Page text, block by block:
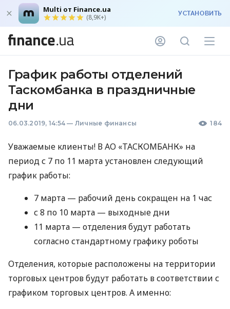
Multi от Finance.ua
(8,9K+) УСТАНОВИТЬ
График работы отделений
Таскомбанка в праздничные
дни
06.03.2019, 14:54 — Личные финансы 184
Уважаемые клиенты! В АО «ТАСКОМБАНК» на
период с 7 по 11 марта установлен следующий
график работы:
7 марта — рабочий день сокращен на 1 час
с 8 по 10 марта — выходные дни
11 марта — отделения будут работать
согласно стандартному графику роботы
Отделения, которые расположены на территории
торговых центров будут работать в соответствии с
графиком торговых центров. А именно: